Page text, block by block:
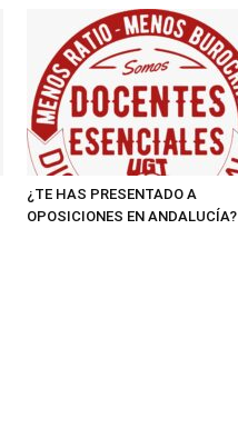
¿TE HAS PRESENTADO A
OPOSICIONES EN ANDALUCÍA?